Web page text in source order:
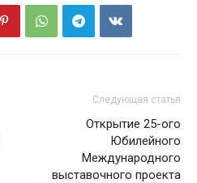
Следующая статья
Открытие 25-ого
Юбилейного
Международного
выставочного проекта